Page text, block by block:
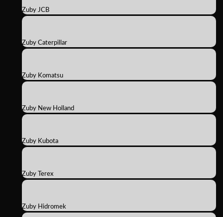
Zuby JCB
Zuby Caterpillar
Zuby Komatsu
Zuby New Holland
Zuby Kubota
Zuby Terex
Zuby Hidromek